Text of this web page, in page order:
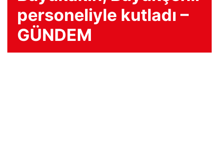
personeliyle kutladı –
GÜNDEM